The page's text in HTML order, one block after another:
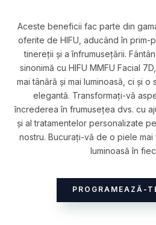
Aceste beneficii fac parte din
oferite de HIFU, aducând în prim-
tinereții și a înfrumusețării.
sinonimă cu HIFU MMFU Facial
mai tânără și mai luminoasă, ci și o
elegantă. Transformați-vă
încrederea în frumusețea dvs. cu
și al tratamentelor personalizate
nostru. Bucurați-vă de o piele mai
luminoasă în
PROGRAMEAZĂ-